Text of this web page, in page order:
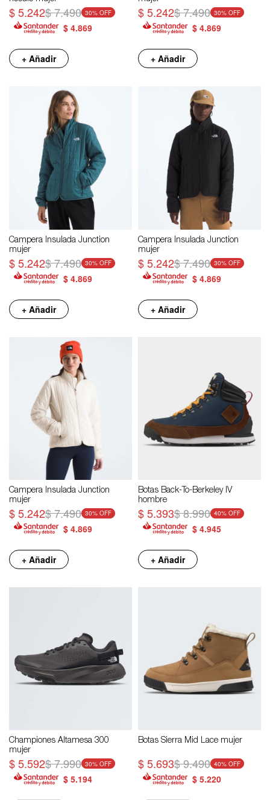
$5.242$7.490 30
$ 4.869
+ Añadir
$5.242$7.490 30
$ 4.869
+ Añadir
Campera Insulada Junction
mujer
$5.242$7.490 30
$ 4.869
+ Añadir
Campera Insulada Junction
mujer
$5.242$7.490 30
$ 4.869
+ Añadir
Campera Insulada Junction
mujer
$5.242$7.490 30
$ 4.869
+ Añadir
Botas Back-To-Berkeley IV
hombre
$5.393$8.990 40
$ 4.945
+ Añadir
Championes Altamesa 300
mujer
$5.592$7.990 30
$ 5.194
Botas Sierra Mid Lace mujer
$5.693$9.490 40
$ 5.220